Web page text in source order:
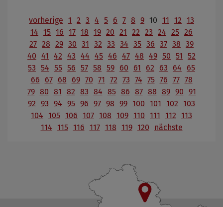
vorherige 1 2 3 4 5 6 7 8 9 10 11 12 13
14 15 16 17 18 19 20 21 22 23 24 25 26
27 28 29 30 31 32 33 34 35 36 37 38 39
40 41 42 43 44 45 46 47 48 49 50 51
52
53 54 55 56 57 58 59 60 61 62 63 64
65
66
67 68 69 70 71 72 73 74 75 76 77 78
79 80 81 82 83 84 85 86 87 88 89 90 91
92 93 94 95 96 97 98 99 100 101 102 103
104 105 106 107 108 109 110 111 112 113
114 115 116 117 118 119 120 nächste